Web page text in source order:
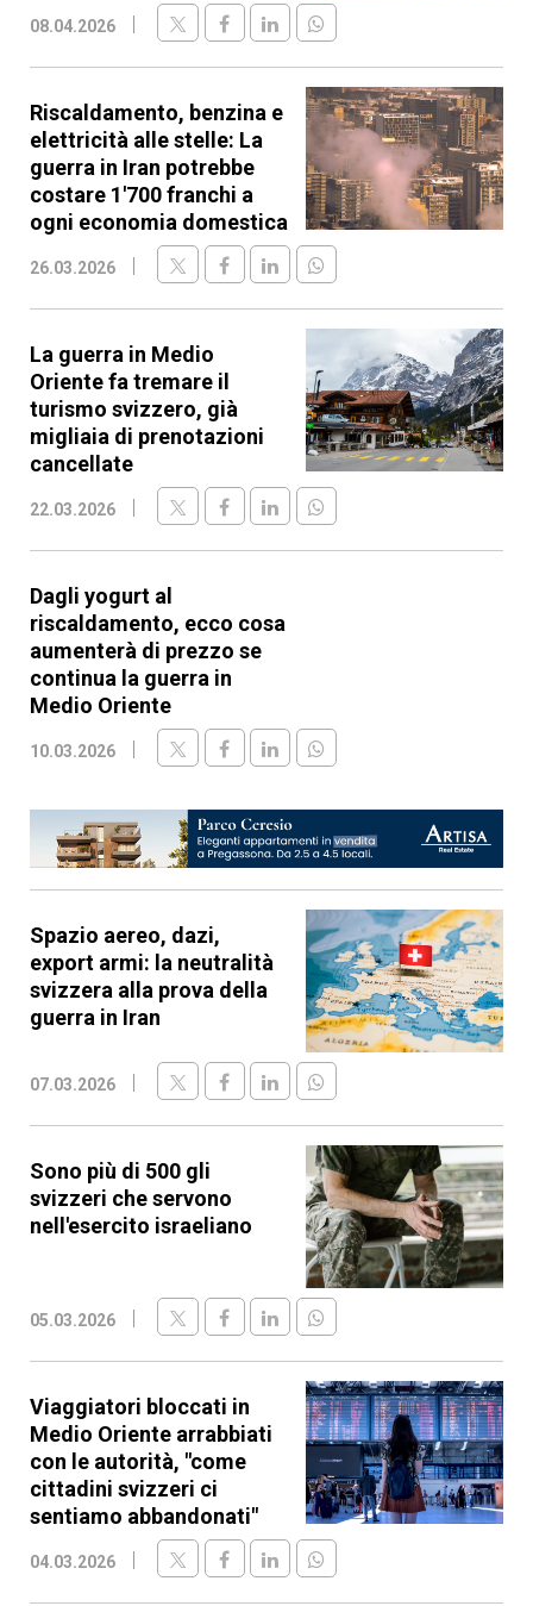
08.04.2026
Riscaldamento, benzina e
elettricità alle stelle: La
guerra in Iran potrebbe
costare 1'700 franchi a
ogni economia domestica
26.03.2026
La guerra in Medio
Oriente fa tremare il
turismo svizzero, già
migliaia di prenotazioni
cancellate
22.03.2026
Dagli yogurt al
riscaldamento, ecco cosa
aumenterà di prezzo se
continua la guerra in
Medio Oriente
10.03.2026
Spazio aereo, dazi,
export armi: la neutralità
svizzera alla prova della
guerra in Iran
07.03.2026
Sono più di 500 gli
svizzeri che servono
nell'esercito israeliano
05.03.2026
Viaggiatori bloccati in
Medio Oriente arrabbiati
con le autorità, "come
cittadini svizzeri ci
sentiamo abbandonati"
04.03.2026